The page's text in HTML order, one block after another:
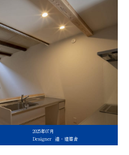
2025年07月
Designer 連・建築舎